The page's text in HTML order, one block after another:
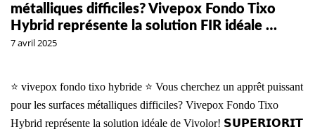
métalliques difficiles? Vivepox Fondo Tixo
Hybrid représente la solution FIR idéale …
7 avril 2025
⭐ vivepox fondo tixo hybride ⭐ Vous cherchez un apprêt puissant
pour les surfaces métalliques difficiles? Vivepox Fondo Tixo
Hybrid représente la solution idéale de Vivolor! 𝗦𝗨𝗣𝗘𝗥𝗜𝗢𝗥𝗜𝗧